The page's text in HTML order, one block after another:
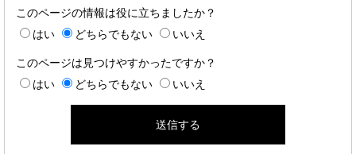
このページの情報は役に立ちましたか？
はい
どちらでもない いいえ
このページは見つけやすかったですか？
はい
どちらでもない いいえ